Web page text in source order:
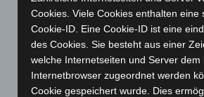
Region Hannover: 21 neue
Roten Kreuz
5. August 2026
Mann läuft mit Hockeyschläger über
Zeugen
Cookies. Viele Cookies enthalten eine
Cookie-ID. Eine Cookie-ID ist eine
des Cookies. Sie besteht aus einer
welche Internetseiten und Server dem
Internetbrowser zugeordnet werden
Cookie gespeichert wurde. Dies